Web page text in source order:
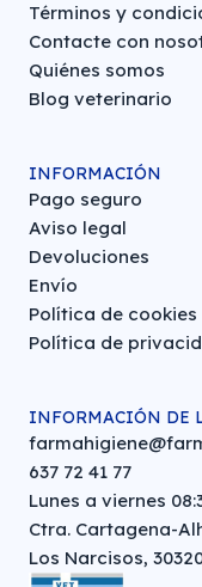
Términos y
Contacte con
Quiénes somos
Blog veterinario
INFORMACIÓN
Pago seguro
Aviso legal
Devoluciones
Envío
Política de cookies
Política de
INFORMACIÓN DE
637 72 41 77
Lunes a viernes
Ctra. Cartagena-
Los Narcisos,